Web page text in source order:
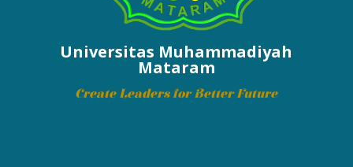
Universitas Muhammadiyah
Mataram
Create Leaders for Better Future